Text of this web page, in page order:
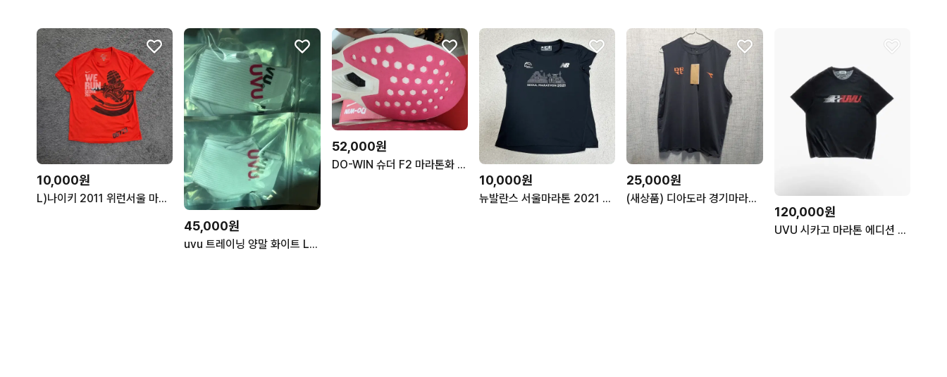
10,000원
L)나이키 2011 위런서울 마라톤 대회 반팔 티셔츠러닝 드라이핏 100
45,000원
uvu 트레이닝 양말 화이트 L size
52,000원
DO-WIN 슈더 F2 마라톤화 278미리
10,000원
뉴발란스 서울마라톤 2021 반팔 티셔츠 여성 L
25,000원
(새상품) 디아도라 경기마라톤 싱글렛 민소매 티셔츠 네이비 M
120,000원
UVU 시카고 마라톤 에디션 러닝 반팔